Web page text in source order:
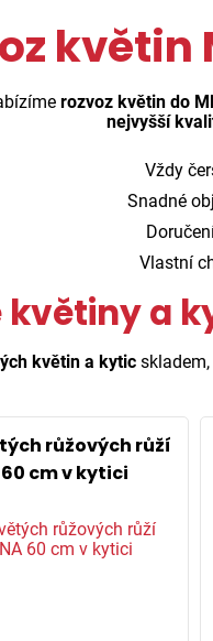
květin
rozvoz květin do
nejvyšší
Vždy
Snadné
Vlastní
květiny a
květin a kytic
růžových růží
60 cm v kytici